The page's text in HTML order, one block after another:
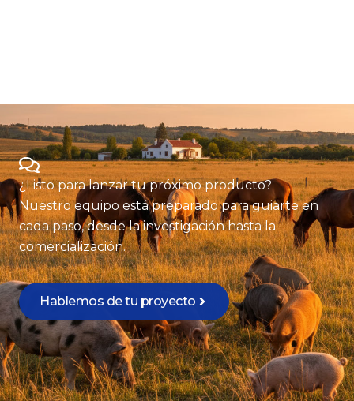
¿Listo para lanzar tu próximo producto?
Nuestro equipo está preparado para guiarte en
cada paso, desde la investigación hasta la
comercialización.
Hablemos de tu proyecto